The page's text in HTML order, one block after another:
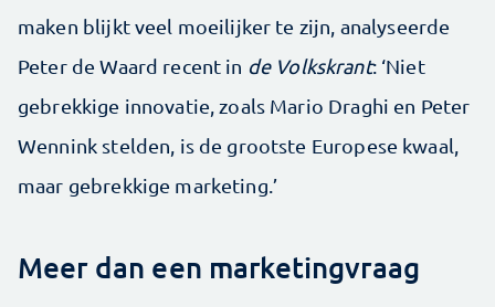
maken blijkt veel moeilijker te zijn, analyseerde
Peter de Waard recent in de Volkskrant: ‘Niet
gebrekkige innovatie, zoals Mario Draghi en Peter
Wennink stelden, is de grootste Europese kwaal,
maar gebrekkige marketing.’
Meer dan een marketingvraag